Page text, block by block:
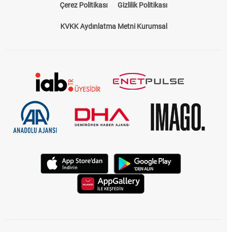
kapsamı bir rehberdir. Hangi hipodromda, hangi atların
ve pist koşullarını öğrenmek için ideal bir kaynaktır. Bizim
TJK Yarış Programı ile Güncel Bilgilere
Ulaşın
TJK yarış programı, Türkiye Jokey Kulübü tarafından her gün
koşulları gibi kritik bilgiler bu programda yer alır. Sitemizde yer
at yarışı programı
, bu bilgileri kolayca erişilebilir bir şekilde
sunar. Yarışseverlerin ihtiyacı olan her türlü detay tek bir
Çerez Politikası Gizlilik Politikası
KVKK Aydınlatma Metni Kurumsal